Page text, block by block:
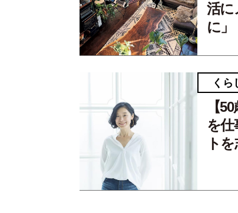
活に
に」
くら
【
を仕
ト